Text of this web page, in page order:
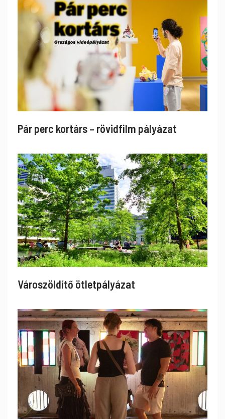
Pár perc kortárs – rövidfilm pályázat
Városzöldítő ötletpályázat